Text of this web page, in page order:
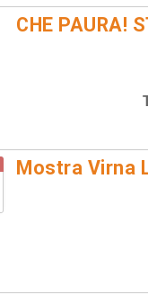
CHE PAURA!
Mostra Virna